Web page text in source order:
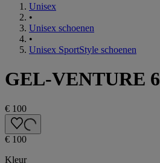
Unisex
•
Unisex schoenen
•
Unisex SportStyle schoenen
GEL-VENTURE 6
€ 100
€ 100
Kleur